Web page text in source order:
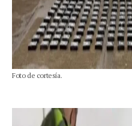
Foto de cortesía.